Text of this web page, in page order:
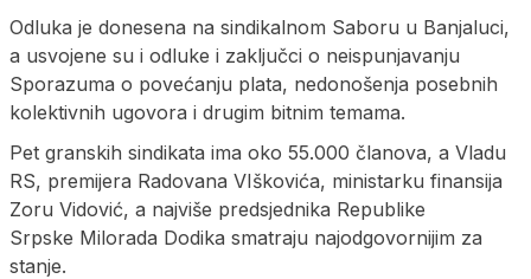
Odluka je donesena na sindikalnom Saboru u Banjaluci,
a usvojene su i odluke i zaključci o neispunjavanju
Sporazuma o povećanju plata, nedonošenja posebnih
kolektivnih ugovora i drugim bitnim temama.
Pet granskih sindikata ima oko 55.000 članova, a Vladu
RS, premijera Radovana VIškovića, ministarku finansija
Zoru Vidović, a najviše predsjednika Republike
Srpske Milorada Dodika smatraju najodgovornijim za
stanje.